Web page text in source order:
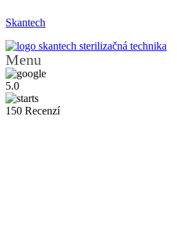
Skantech
Menu
5.0
150 Recenzí